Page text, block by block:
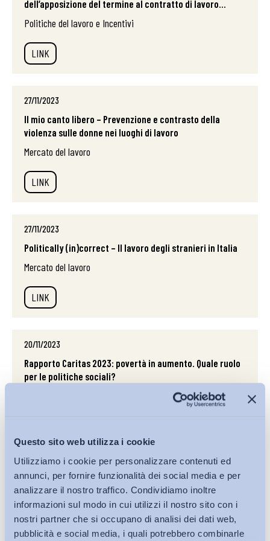
Questo sito web utilizza i cookie
Utilizziamo i cookie per personalizzare contenuti ed
annunci, per fornire funzionalità dei social media e per
analizzare il nostro traffico. Condividiamo inoltre
informazioni sul modo in cui utilizzi il nostro sito con i
nostri partner che si occupano di analisi dei dati web,
pubblicità e social media, i quali potrebbero combinarle
dell’apposizione del termine al contratto di lavoro...
Politiche del lavoro e Incentivi
LINK
27/11/2023
Il mio canto libero – Prevenzione e contrasto della
violenza sulle donne nei luoghi di lavoro
Mercato del lavoro
LINK
27/11/2023
Politically (in)correct – Il lavoro degli stranieri in Italia
Mercato del lavoro
LINK
20/11/2023
Rapporto Caritas 2023: povertà in aumento. Quale ruolo
per le politiche sociali?
20/11/2023
Prosegue la spinta al lavoro agile come modello
organizzativo a sostegno delle aree periferiche
Altro, Politiche del lavoro e Incentivi